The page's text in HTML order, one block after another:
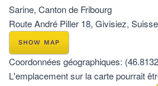
Sarine, Canton de Fribourg
Route André Piller 18, Givisiez, Suisse
SHOW MAP
Coordonnées géographiques:
L'emplacement sur la carte pourrait